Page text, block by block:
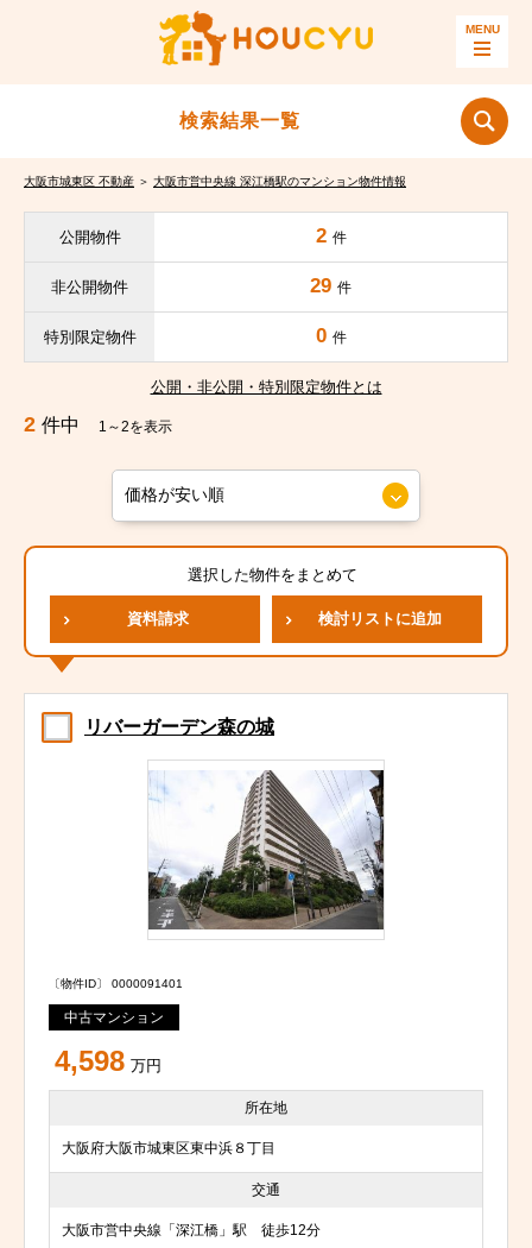
検索結果一覧
大阪市城東区 不動産 ＞ 大阪市営中央線 深江橋駅のマンション物件情報
公開物件 2 件
非公開物件 29 件
特別限定物件 0 件
公開・非公開・特別限定物件とは
2 件中 1～2を表示
選択した物件をまとめて
資料請求 検討リストに追加
リバーガーデン森の城
〔物件ID〕 0000091401
中古マンション
4,598 万円
所在地
大阪府大阪市城東区東中浜８丁目
交通
大阪市営中央線「深江橋」駅 徒歩12分